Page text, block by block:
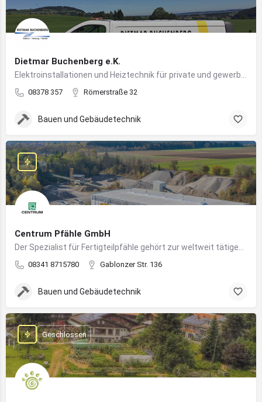
Dietmar Buchenberg e.K.
08378 357 Römerstraße 32
Bauen und Gebäudetechnik
Centrum Pfähle GmbH
08341 8715780 Gablonzer Str. 136
Bauen und Gebäudetechnik
Geschlossen